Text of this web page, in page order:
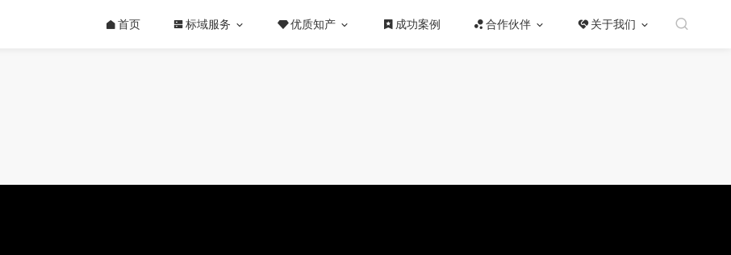
首页 标域服务 优质知产 成功案例 合作伙伴 关于我们